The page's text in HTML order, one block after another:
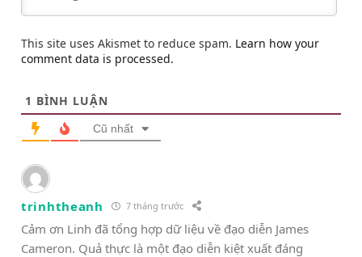
This site uses Akismet to reduce spam. Learn how your
comment data is processed.
1 BÌNH LUẬN
Cũ nhất
trinhtheanh 7 tháng trước
Cảm ơn Linh đã tổng hợp dữ liệu về đạo diễn James
Cameron. Quả thực là một đạo diễn kiệt xuất đáng